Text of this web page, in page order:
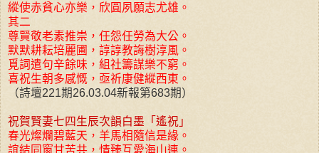
縱使赤貧心亦樂，欣圓夙願志尤雄。
其二
尊賢敬老素推崇，任怨任勞為大公。
默默耕耘培麗圃，諄諄教誨樹淳風。
覓詞遣句辛餘味，組社籌謀樂不窮。
喜祝生朝多感慨，亟祈康健縱西東。
（詩壇221期26.03.04新報第683期）
祝賀賢妻七四生辰次韻白墨「遙祝」
春光燦爛碧藍天，羊馬相隨信是緣。
誼結同窗甘苦共，情臻互愛海山連。